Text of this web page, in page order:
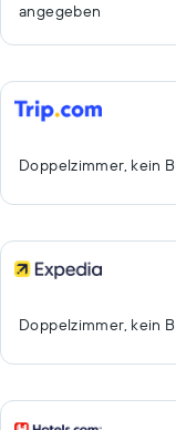
angegeben
Doppelzimmer, kein
Doppelzimmer, kein